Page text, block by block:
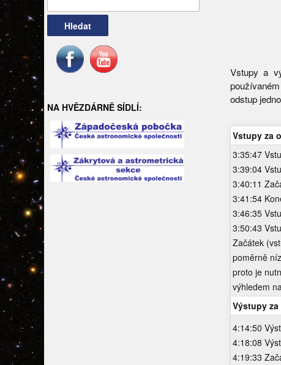
NA HVĚZDÁRNĚ SÍDLÍ:
Vstupy a
odstup
Vstupy za
3:35:47
3:39:04
3:40:11
3:41:54
3:46:35
3:50:43
Začátek
poměrně
proto je
výhledem
Výstupy
4:14:50
4:18:08
4:19:33